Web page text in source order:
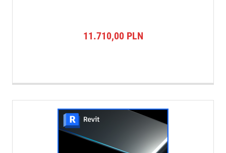
11.710,00 PLN